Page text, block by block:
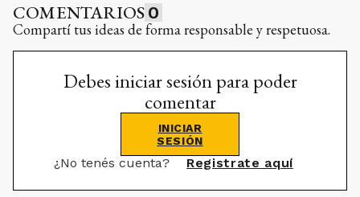
COMENTARIOS 0
Compartí tus ideas de forma responsable y respetuosa.
Debes iniciar sesión para poder
comentar
INICIAR
SESIÓN
¿No tenés cuenta? Registrate aquí